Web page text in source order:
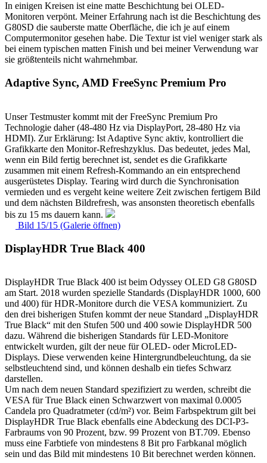
In einigen Kreisen ist eine matte Beschichtung bei OLED-
Monitoren verpönt. Meiner Erfahrung nach ist die Beschichtung des
G80SD die sauberste matte Oberfläche, die ich je auf einem
Computermonitor gesehen habe. Die Textur ist viel weniger stark als
bei einem typischen matten Finish und bei meiner Verwendung war
sie größtenteils nicht wahrnehmbar.
Adaptive Sync, AMD FreeSync Premium Pro
Unser Testmuster kommt mit der FreeSync Premium Pro
Technologie daher (48-480 Hz via DisplayPort, 28-480 Hz via
HDMI). Zur Erklärung: Ist Adaptive Sync aktiv, kontrolliert die
Grafikkarte den Monitor-Refreshzyklus. Das bedeutet, jedes Mal,
wenn ein Bild fertig berechnet ist, sendet es die Grafikkarte
zusammen mit einem Refresh-Kommando an ein entsprechend
ausgerüstetes Display. Tearing wird durch die Synchronisation
vermieden und es vergeht keine weitere Zeit zwischen fertigem Bild
und dem nächsten Bildrefresh, was ansonsten theoretisch ebenfalls
bis zu 15 ms dauern kann.
Bild 15/15 (Galerie öffnen)
DisplayHDR True Black 400
DisplayHDR True Black 400 ist beim Odyssey OLED G8 G80SD
am Start. 2018 wurden spezielle Standards (DisplayHDR 1000, 600
und 400) für HDR-Monitore durch die VESA kommuniziert. Zu
den drei bisherigen Stufen kommt der neue Standard „DisplayHDR
True Black“ mit den Stufen 500 und 400 sowie DisplayHDR 500
dazu. Während die bisherigen Standards für LED-Monitore
entwickelt wurden, gilt der neue für OLED- oder MicroLED-
Displays. Diese verwenden keine Hintergrundbeleuchtung, da sie
selbstleuchtend sind, und können deshalb ein tiefes Schwarz
darstellen.
Um nach dem neuen Standard spezifiziert zu werden, schreibt die
VESA für True Black einen Schwarzwert von maximal 0.0005
Candela pro Quadratmeter (cd/m²) vor. Beim Farbspektrum gilt bei
DisplayHDR True Black ebenfalls eine Abdeckung des DCI-P3-
Farbraums von 90 Prozent, bzw. 99 Prozent von BT.709. Ebenso
muss eine Farbtiefe von mindestens 8 Bit pro Farbkanal möglich
sein und das Bild mit mindestens 10 Bit berechnet werden können.